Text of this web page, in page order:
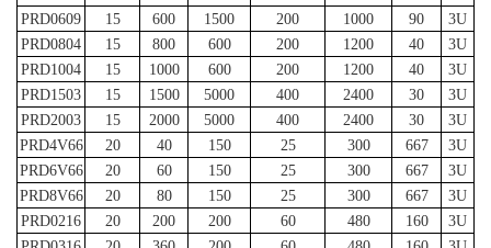
PRD0609
15 600 1500 200 1000 90
3U
PRD0804
15 800 600 200 1200 40
3U
PRD1004
15 1000 600 200 1200 40
3U
PRD1503
15 1500 5000 400 2400 30
3U
PRD2003
15 2000 5000 400 2400 30
3U
PRD4V66
20 40 150 25 300 667
3U
PRD6V66
20 60 150 25 300 667
3U
PRD8V66
20 80 150 25 300 667
3U
PRD0216
20 200 200 60 480 160
3U